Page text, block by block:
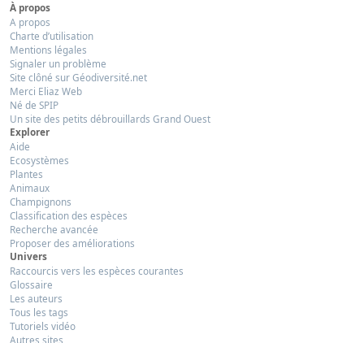
À propos
A propos
Charte d’utilisation
Mentions légales
Signaler un problème
Site clôné sur Géodiversité.net
Merci Eliaz Web
Né de SPIP
Un site des petits débrouillards Grand Ouest
Explorer
Aide
Ecosystèmes
Plantes
Animaux
Champignons
Classification des espèces
Recherche avancée
Proposer des améliorations
Univers
Raccourcis vers les espèces courantes
Glossaire
Les auteurs
Tous les tags
Tutoriels vidéo
Autres sites